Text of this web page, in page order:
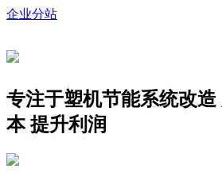
企业分站
专注于塑机节能系统改造
本 提升利润